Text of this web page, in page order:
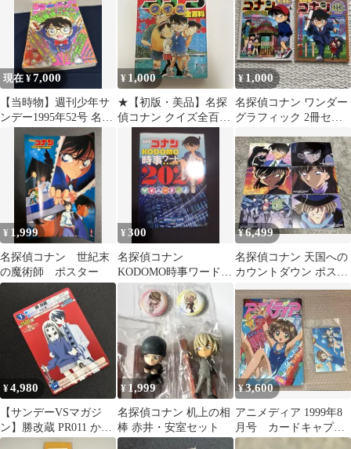
現在 ¥7,000
【当時物】週刊少年サ
ンデー1995年52号 名探
偵コナン表紙(ジャンプ
より稀少)
¥ 1,000
★⁠【初版・美品】名探
偵コナン クイズ全百科
コロタン文庫152 当時
物 1刷⁠
¥1,000
名探偵コナン ワンダー
グラフィック 2冊セッ
¥ 1,999
名探偵コナン 世紀末
の魔術師 ポスター
¥300
名探偵コナン
KODOMO時事ワード
2020
¥6,499
名探偵コナン 天国への
カウントダウン ポスト
カード
¥4,980
【サンデーVSマガジ
ン】勝改蔵 PR011 かっ
てに改造
¥ 1,999
名探偵コナン 机上の相
棒 赤井・安室セット
¥3,600
アニメディア 1999年8
月号 カードキャプタ
ーさくら 名探偵コナ